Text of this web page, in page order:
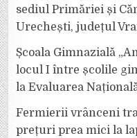
sediul Primăriei și
Urechești, județul
Școala Gimnazială
locul I între școlile
la Evaluarea
Fermierii vrânceni
prețuri prea mici la